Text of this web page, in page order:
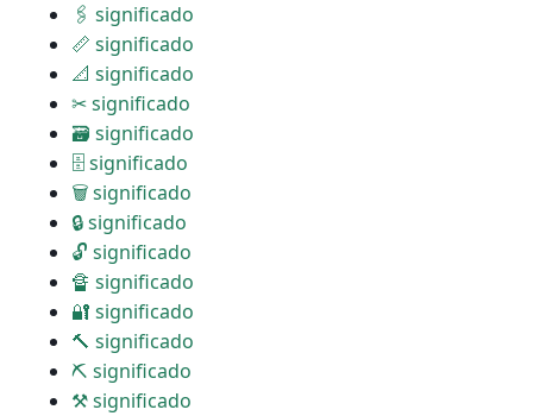
🖇 significado
📏 significado
📐 significado
✂ significado
🗃 significado
🗄 significado
🗑 significado
🔒 significado
🔓 significado
🔏 significado
🔐 significado
🔨 significado
⛏ significado
⚒ significado